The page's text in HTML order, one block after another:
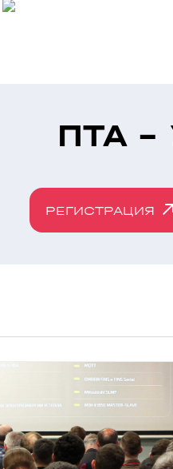
ПТА -
РЕГИСТРАЦИЯ